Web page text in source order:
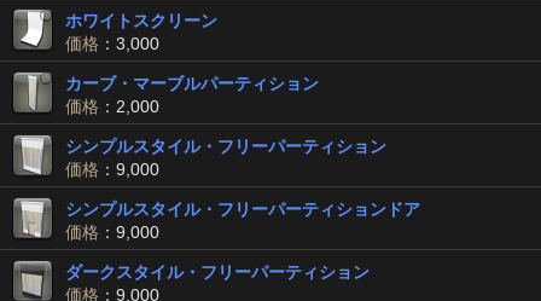
ホワイトスクリーン
価格 ：3,000
カーブ・マーブルパーティション
価格 ：2,000
シンプルスタイル・フリーパーティション
価格 ：9,000
シンプルスタイル・フリーパーティションドア
価格 ：9,000
ダークスタイル・フリーパーティション
価格 ：9,000